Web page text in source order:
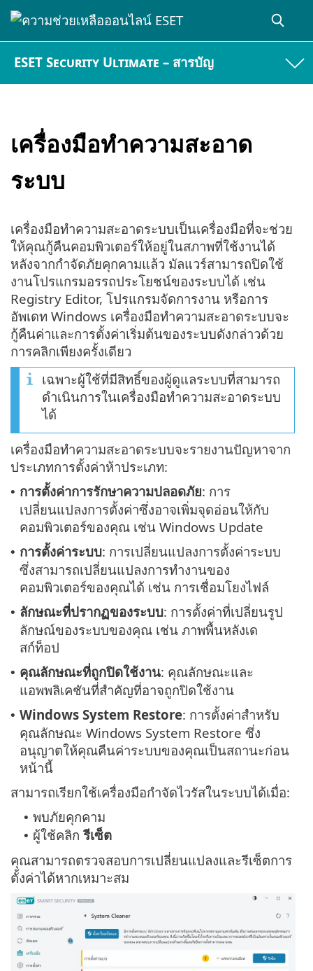
ESET Security Ultimate – สารบัญ
เครื่องมือทำความสะอาด
ระบบ
เครื่องมือทำความสะอาดระบบเป็นเครื่องมือที่จะช่วย
ให้คุณกู้คืนคอมพิวเตอร์ให้อยู่ในสภาพที่ใช้งานได้
หลังจากกำจัดภัยคุกคามแล้ว มัลแวร์สามารถปิดใช้
งานโปรแกรมอรรถประโยชน์ของระบบได้ เช่น
Registry Editor, โปรแกรมจัดการงาน หรือการ
อัพเดท Windows เครื่องมือทำความสะอาดระบบจะ
กู้คืนค่าและการตั้งค่าเริ่มต้นของระบบดังกล่าวด้วย
การคลิกเพียงครั้งเดียว
เฉพาะผู้ใช้ที่มีสิทธิ์ของผู้ดูแลระบบที่สามารถ
ดำเนินการในเครื่องมือทำความสะอาดระบบ
ได้
เครื่องมือทำความสะอาดระบบจะรายงานปัญหาจาก
ประเภทการตั้งค่าห้าประเภท:
• การตั้งค่าการรักษาความปลอดภัย: การ
เปลี่ยนแปลงการตั้งค่าซึ่งอาจเพิ่มจุดอ่อนให้กับ
คอมพิวเตอร์ของคุณ เช่น Windows Update
• การตั้งค่าระบบ: การเปลี่ยนแปลงการตั้งค่าระบบ
ซึ่งสามารถเปลี่ยนแปลงการทำงานของ
คอมพิวเตอร์ของคุณได้ เช่น การเชื่อมโยงไฟล์
• ลักษณะที่ปรากฏของระบบ: การตั้งค่าที่เปลี่ยนรูป
ลักษณ์ของระบบของคุณ เช่น ภาพพื้นหลังเด
สก์ท็อป
• คุณลักษณะที่ถูกปิดใช้งาน: คุณลักษณะและ
แอพพลิเคชันที่สำคัญที่อาจถูกปิดใช้งาน
• Windows System Restore: การตั้งค่าสำหรับ
คุณลักษณะ Windows System Restore ซึ่ง
อนุญาตให้คุณคืนค่าระบบของคุณเป็นสถานะก่อน
หน้านี้
สามารถเรียกใช้เครื่องมือกำจัดไวรัสในระบบได้เมื่อ:
• พบภัยคุกคาม
• ผู้ใช้คลิกรีเซ็ต
คุณสามารถตรวจสอบการเปลี่ยนแปลงและรีเซ็ตการ
ตั้งค่าได้หากเหมาะสม